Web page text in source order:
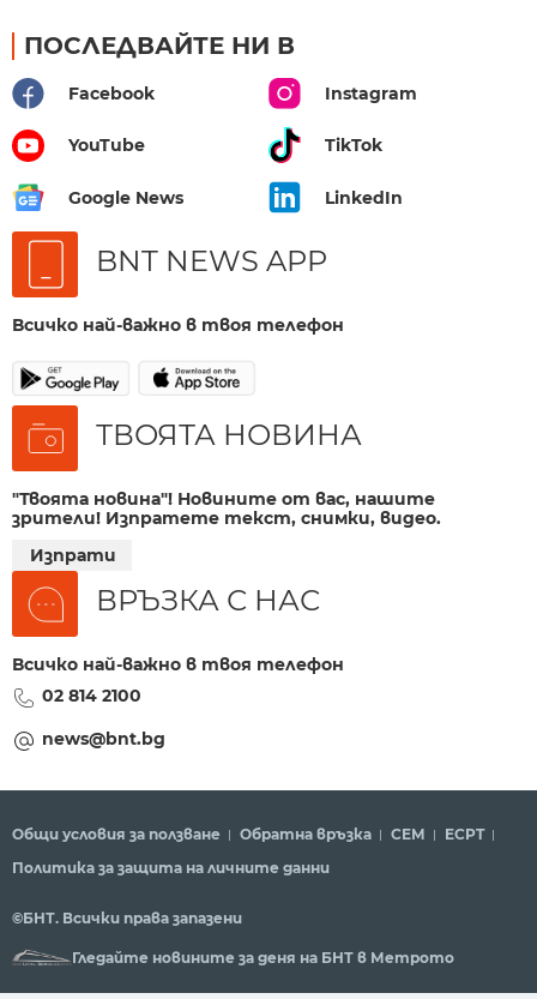
ПОСЛЕДВАЙТЕ НИ В
Facebook Instagram
YouTube TikTok
Google News LinkedIn
BNT NEWS APP
Всичко най-важно в твоя телефон
ТВОЯТА НОВИНА
"Твоята новина"! Новините от вас, нашите
зрители! Изпратете текст, снимки, видео.
Изпрати
ВРЪЗКА С НАС
Всичко най-важно в твоя телефон
02 814 2100
news@bnt.bg
Общи условия за ползване Обратна връзка СЕМ
ECPT
Политика за защита на личните данни
©БНТ. Всички права запазени
Гледайте новините за деня на БНТ в Метрото